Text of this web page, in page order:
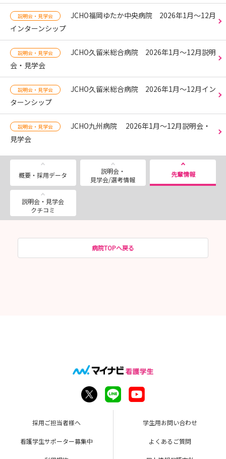
説明会・見学会
JCHO福岡ゆたか中央病院 2026年1月～12月
インターンシップ
説明会・見学会
JCHO久留米総合病院 2026年1月～12月説明
会・見学会
説明会・見学会
JCHO久留米総合病院 2026年1月～12月イン
ターンシップ
説明会・見学会
JCHO九州病院 2026年1月～12月説明会・
見学会
概要・採用データ
説明会・
見学会/選考情報
先輩情報
説明会・見学会
クチコミ
病院TOPへ戻る
採用ご担当者様へ 学生用お問い合わせ
看護学生サポーター募集中 よくあるご質問